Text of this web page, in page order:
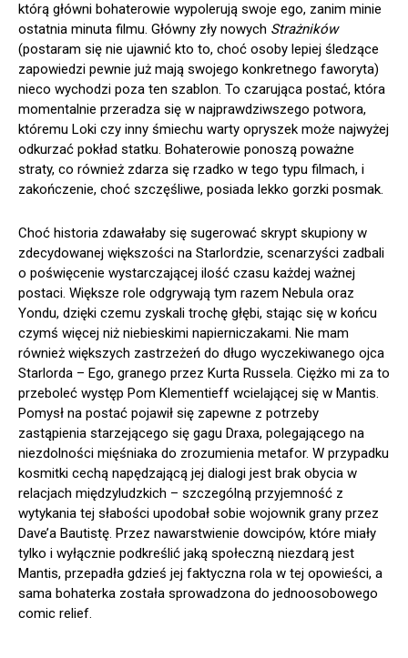
którą główni bohaterowie wypolerują swoje ego, zanim minie
ostatnia minuta filmu. Główny zły nowych Strażników
(postaram się nie ujawnić kto to, choć osoby lepiej śledzące
zapowiedzi pewnie już mają swojego konkretnego faworyta)
nieco wychodzi poza ten szablon. To czarująca postać, która
momentalnie przeradza się w najprawdziwszego potwora,
któremu Loki czy inny śmiechu warty opryszek może najwyżej
odkurzać pokład statku. Bohaterowie ponoszą poważne
straty, co również zdarza się rzadko w tego typu filmach, i
zakończenie, choć szczęśliwe, posiada lekko gorzki posmak.
Choć historia zdawałaby się sugerować skrypt skupiony w
zdecydowanej większości na Starlordzie, scenarzyści zadbali
o poświęcenie wystarczającej ilość czasu każdej ważnej
postaci. Większe role odgrywają tym razem Nebula oraz
Yondu, dzięki czemu zyskali trochę głębi, stając się w końcu
czymś więcej niż niebieskimi napierniczakami. Nie mam
również większych zastrzeżeń do długo wyczekiwanego ojca
Starlorda – Ego, granego przez Kurta Russela. Ciężko mi za to
przeboleć występ Pom Klementieff wcielającej się w Mantis.
Pomysł na postać pojawił się zapewne z potrzeby
zastąpienia starzejącego się gagu Draxa, polegającego na
niezdolności mięśniaka do zrozumienia metafor. W przypadku
kosmitki cechą napędzającą jej dialogi jest brak obycia w
relacjach międzyludzkich – szczególną przyjemność z
wytykania tej słabości upodobał sobie wojownik grany przez
Dave’a Bautistę. Przez nawarstwienie dowcipów, które miały
tylko i wyłącznie podkreślić jaką społeczną niezdarą jest
Mantis, przepadła gdzieś jej faktyczna rola w tej opowieści, a
sama bohaterka została sprowadzona do jednoosobowego
comic relief.